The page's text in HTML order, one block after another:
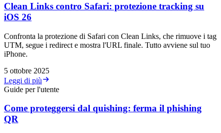
Clean Links contro Safari: protezione tracking su
iOS 26
Confronta la protezione di Safari con Clean Links, che rimuove i tag
UTM, segue i redirect e mostra l'URL finale. Tutto avviene sul tuo
iPhone.
5 ottobre 2025
Leggi di più
Guide per l'utente
Come proteggersi dal quishing: ferma il phishing
QR